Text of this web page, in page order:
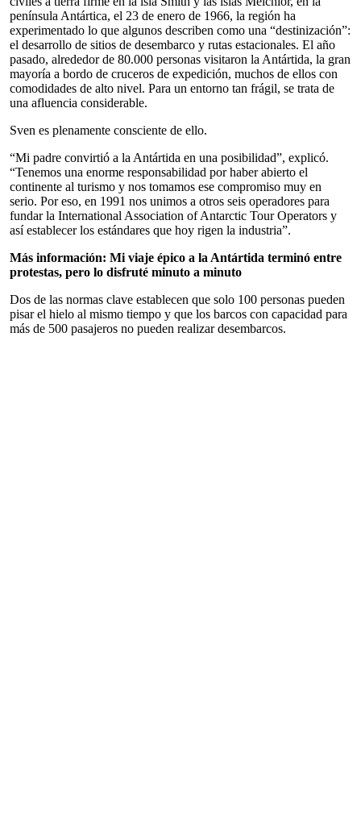
península Antártica, el 23 de enero de 1966, la región ha
experimentado lo que algunos describen como una “destinización”:
el desarrollo de sitios de desembarco y rutas estacionales. El año
pasado, alrededor de 80.000 personas visitaron la Antártida, la gran
mayoría a bordo de cruceros de expedición, muchos de ellos con
comodidades de alto nivel. Para un entorno tan frágil, se trata de
una afluencia considerable.
Sven es plenamente consciente de ello.
“Mi padre convirtió a la Antártida en una posibilidad”, explicó.
“Tenemos una enorme responsabilidad por haber abierto el
continente al turismo y nos tomamos ese compromiso muy en
serio. Por eso, en 1991 nos unimos a otros seis operadores para
fundar la International Association of Antarctic Tour Operators y
así establecer los estándares que hoy rigen la industria”.
Más información: Mi viaje épico a la Antártida terminó entre
protestas, pero lo disfruté minuto a minuto
Dos de las normas clave establecen que solo 100 personas pueden
pisar el hielo al mismo tiempo y que los barcos con capacidad para
más de 500 pasajeros no pueden realizar desembarcos.